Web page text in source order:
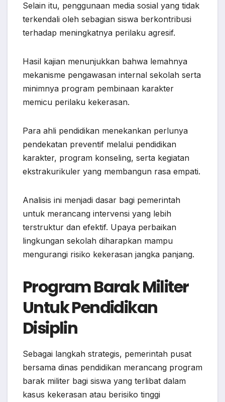
Selain itu, penggunaan media sosial yang tidak
terkendali oleh sebagian siswa berkontribusi
terhadap meningkatnya perilaku agresif.
Hasil kajian menunjukkan bahwa lemahnya
mekanisme pengawasan internal sekolah serta
minimnya program pembinaan karakter
memicu perilaku kekerasan.
Para ahli pendidikan menekankan perlunya
pendekatan preventif melalui pendidikan
karakter, program konseling, serta kegiatan
ekstrakurikuler yang membangun rasa empati.
Analisis ini menjadi dasar bagi pemerintah
untuk merancang intervensi yang lebih
terstruktur dan efektif. Upaya perbaikan
lingkungan sekolah diharapkan mampu
mengurangi risiko kekerasan jangka panjang.
Program Barak Militer
Untuk Pendidikan
Disiplin
Sebagai langkah strategis, pemerintah pusat
bersama dinas pendidikan merancang program
barak militer bagi siswa yang terlibat dalam
kasus kekerasan atau berisiko tinggi